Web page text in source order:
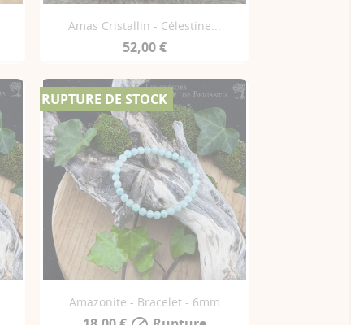
Amas Cristallin - Célestine...
52,00 €
Amazonite - Bracelet - 6mm
RUPTURE DE STOCK